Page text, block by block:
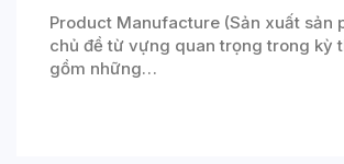
Product Manufacture (Sản xuất sản
chủ đề từ vựng quan trọng trong kỳ
gồm những…